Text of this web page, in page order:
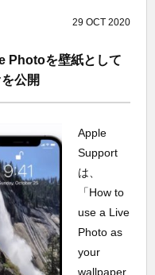
29 OCT 2020
Photoを壁紙として
公開
Apple
Support
は、
「How to
use a Live
Photo as
your
wallpaper